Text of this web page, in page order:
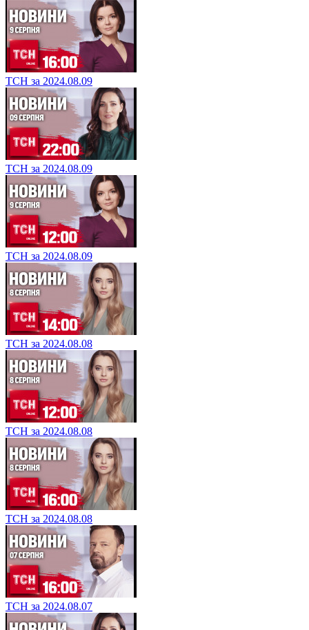
ТСН за 2024.08.09
ТСН за 2024.08.09
ТСН за 2024.08.09
ТСН за 2024.08.08
ТСН за 2024.08.08
ТСН за 2024.08.08
ТСН за 2024.08.07